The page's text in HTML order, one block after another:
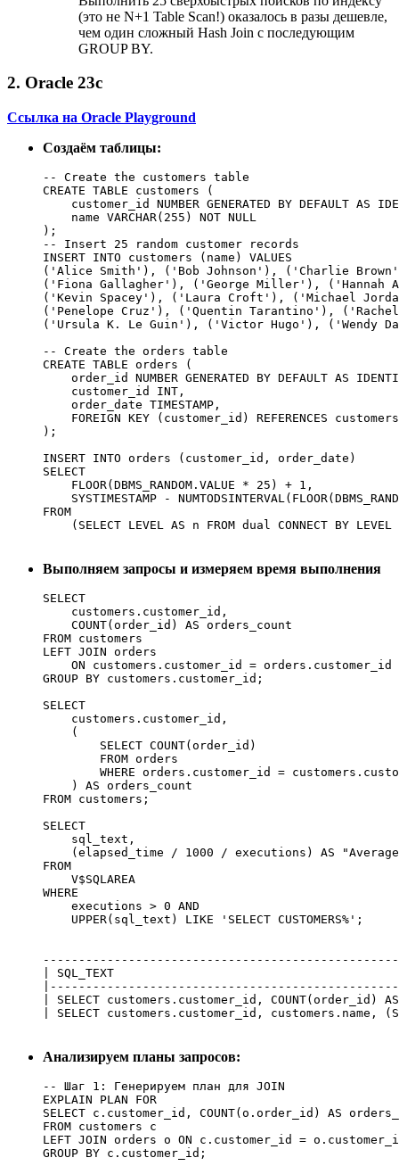
(это не N+1 Table Scan!) оказалось в разы дешевле,
чем один сложный Hash Join с последующим
GROUP BY.
2. Oracle 23c
Ссылка на Oracle Playground
Создаём таблицы:
-- Create the customers table
CREATE TABLE customers (
customer_id NUMBER GENERATED BY DEFAULT AS
    name VARCHAR(255) NOT NULL
);
-- Insert 25 random customer records
INSERT INTO customers (name) VALUES
('Alice Smith'), ('Bob Johnson'), ('Charlie
('Fiona Gallagher'), ('George Miller'),
('Kevin Spacey'), ('Laura Croft'), ('Michael
('Penelope Cruz'), ('Quentin Tarantino'),
('Ursula K. Le Guin'), ('Victor Hugo'), ('Wendy
-- Create the orders table
CREATE TABLE orders (
order_id NUMBER GENERATED BY DEFAULT AS
    customer_id INT,
    order_date TIMESTAMP,
FOREIGN KEY (customer_id) REFERENCES
);
INSERT INTO orders (customer_id, order_date)
SELECT
    FLOOR(DBMS_RANDOM.VALUE * 25) + 1,
SYSTIMESTAMP -
FROM
Выполняем запросы и измеряем время выполнения
SELECT
    customers.customer_id,
    COUNT(order_id) AS orders_count
FROM customers
LEFT JOIN orders
    ON customers.customer_id = orders.customer_id
GROUP BY customers.customer_id;
SELECT
    customers.customer_id,
    (
        SELECT COUNT(order_id)
        FROM orders
WHERE orders.customer_id =
    ) AS orders_count
FROM customers;
SELECT
    sql_text,
(elapsed_time / 1000 / executions) AS
FROM
    V$SQLAREA
WHERE
    executions > 0 AND
| SQL_TEXT
| SELECT customers.customer_id,
Анализируем планы запросов:
-- Шаг 1: Генерируем план для JOIN
EXPLAIN PLAN FOR
SELECT c.customer_id, COUNT(o.order_id) AS
FROM customers c
LEFT JOIN orders o ON c.customer_id =
GROUP BY c.customer_id;